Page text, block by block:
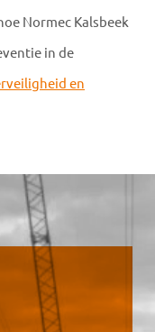
Normec Kalsbeek
in de
en